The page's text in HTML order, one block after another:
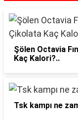
Şölen Octavia
Kaç Kalori?..
Tsk kampı ne